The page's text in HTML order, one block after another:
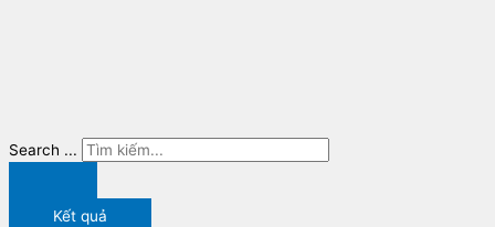
Search ...
Kết quả